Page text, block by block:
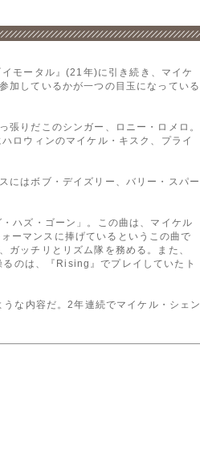
モータル』(21年)に引き続き、マイケ
加しているかが一つの目玉になっている
張りだこのシンガー、ロニー・ロメロ。
ロウィンのマイケル・キスク、プライ
にはボブ・デイズリー、バリー・スパー
ハズ・ゴーン」。この曲は、マイケル
ーマンスに捧げているというこの曲で
ガッチリとリズム隊を務める。また、
のは、『Rising』でプレイしていたト
な内容だ。2年連続でマイケル・シェン